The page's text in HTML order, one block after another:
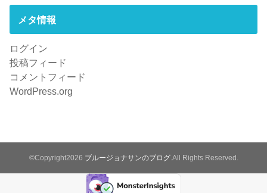
メタ情報
ログイン
投稿フィード
コメントフィード
WordPress.org
©Copyright2026 ブルージョナサンのブログ.All Rights Reserved.